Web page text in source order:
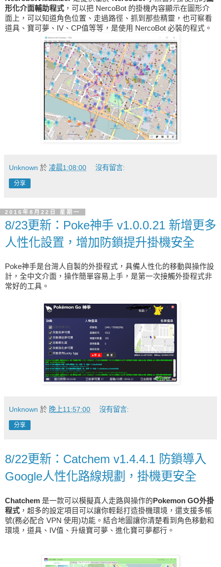
形化介面輔助程式 ，可以把 NercoBot 的掛機內容顯示在圖形介
面上，可以知道角色位置、走過路徑、抓到那些精靈，也可察看
道具、寶可夢、IV、CP值等等，是使用 NercoBot 必裝的程式。
Unknown 於 凌晨1:08:00 沒有留言:
分享
2016年8月22日 星期一
8/23更新：Poke神手 v1.0.0.21 新增更多
人性化設置，增加防鎖提升掛機安全
Poke神手是台灣人自製的外掛程式，具備人性化的移動與操作設
計，全中文介面，操作簡單容易上手，是第一次接觸外掛程式非
常好的工具。
Unknown 於 晚上11:57:00 沒有留言:
分享
8/22更新：Catchem v1.4.4.1 防鎖導入
Google人性化路線規劃，掛機更安全
Chatchem 是一款可以模擬真人走路與操作的 Pokemon GO外掛
程式 ，超多的設定項目可以讓你輕鬆打造掛機環境，還支援多帳
號(務必配合 VPN 使用)功能。結合地圖讓你清楚看到角色移動和
環境，道具、IV值、升級寶可夢、進化寶可夢都行。